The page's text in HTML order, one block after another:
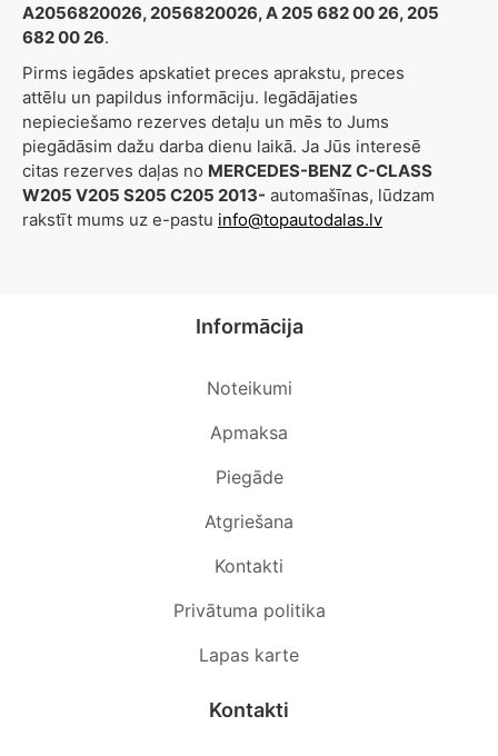
A2056820026, 2056820026, A 205 682 00 26, 205
682 00 26.
Pirms iegādes apskatiet preces aprakstu, preces
attēlu un papildus informāciju. Iegādājaties
nepieciešamo rezerves detaļu un mēs to Jums
piegādāsim dažu darba dienu laikā. Ja Jūs interesē
citas rezerves daļas no MERCEDES-BENZ C-CLASS
W205 V205 S205 C205 2013- automašīnas, lūdzam
rakstīt mums uz e-pastu info@topautodalas.lv
Informācija
Noteikumi
Apmaksa
Piegāde
Atgriešana
Kontakti
Privātuma politika
Lapas karte
Kontakti